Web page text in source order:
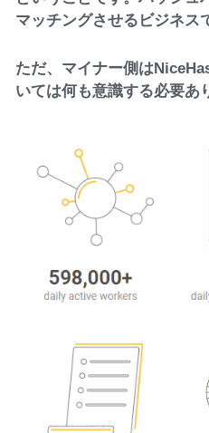
マッチングさせるビジネス
ただ、マイナー側は
いては何も意識する必要あ